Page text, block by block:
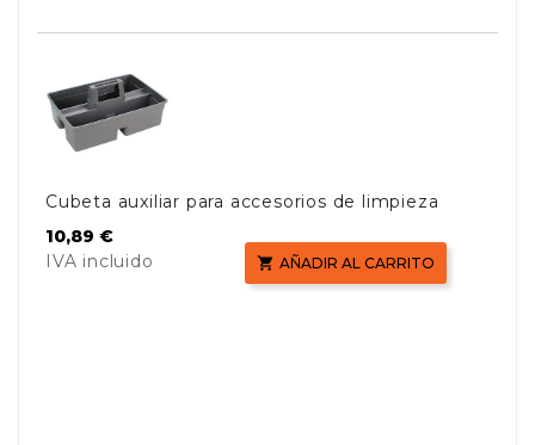
Cubeta auxiliar para accesorios de limpieza
Precio
10,89 €
IVA incluido
 AÑADIR AL CARRITO